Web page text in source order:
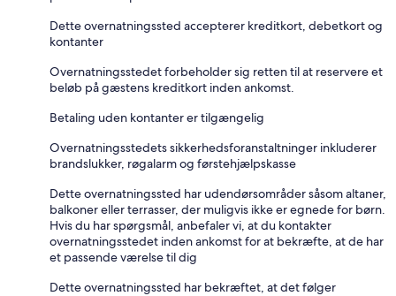
Dette overnatningssted accepterer kreditkort, debetkort og
kontanter
Overnatningsstedet forbeholder sig retten til at reservere et
beløb på gæstens kreditkort inden ankomst.
Betaling uden kontanter er tilgængelig
Overnatningsstedets sikkerhedsforanstaltninger inkluderer
brandslukker, røgalarm og førstehjælpskasse
Dette overnatningssted har udendørsområder såsom altaner,
balkoner eller terrasser, der muligvis ikke er egnede for børn.
Hvis du har spørgsmål, anbefaler vi, at du kontakter
overnatningsstedet inden ankomst for at bekræfte, at de har
et passende værelse til dig
Dette overnatningssted har bekræftet, at det følger